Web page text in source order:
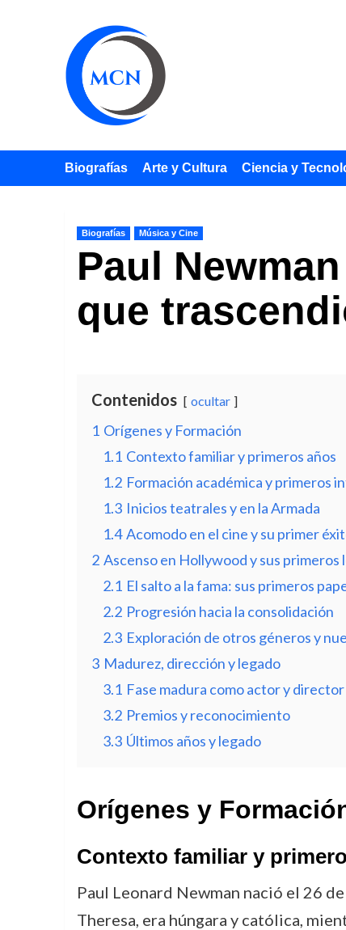
Biografías Arte y Cultura Ciencia y
Biografías Música y Cine
Paul
que
Contenidos ocultar
1 Orígenes y Formación
1.1 Contexto familiar y primeros años
1.2 Formación académica y primeros
1.3 Inicios teatrales y en la Armada
1.4 Acomodo en el cine y su primer
2 Ascenso en Hollywood y sus primeros
2.1 El salto a la fama: sus primeros
2.2 Progresión hacia la consolidación
2.3 Exploración de otros géneros y
3 Madurez, dirección y legado
3.1 Fase madura como actor y director
3.2 Premios y reconocimiento
3.3 Últimos años y legado
Orígenes y
Contexto familiar y
Paul Leonard Newman nació el 26
Theresa, era húngara y católica,